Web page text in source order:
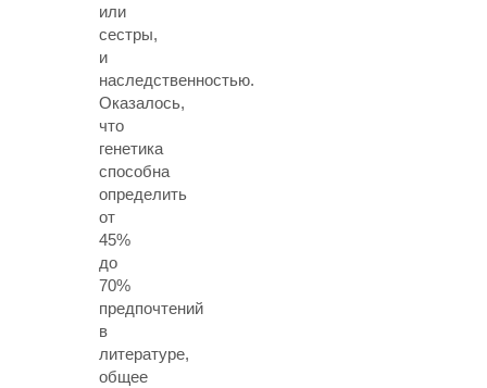
или
сестры,
и
наследственностью.
Оказалось,
что
генетика
способна
определить
от
45%
до
70%
предпочтений
в
литературе,
общее